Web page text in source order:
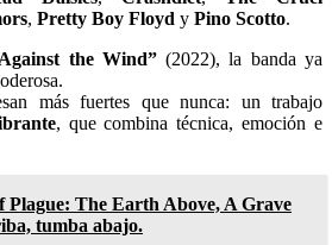
, Pretty Boy Floyd y Pino Scotto.
the Wind”(2022), la banda ya
más fuertes que nunca: un trabajo
, que combina técnica, emoción e
Plague: The Earth Above, A Grave
tumba abajo.